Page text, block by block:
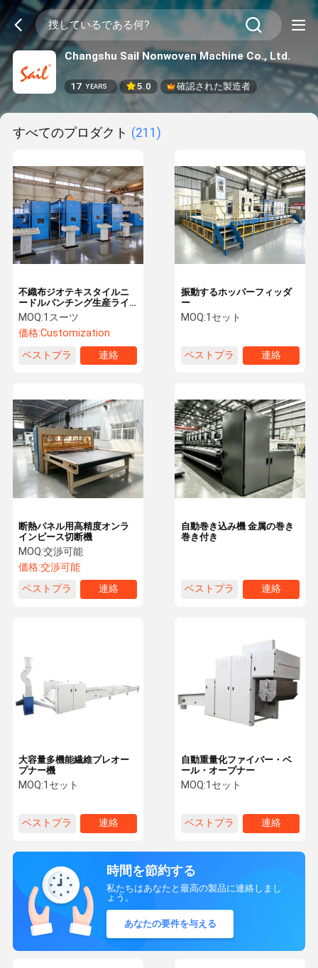
Changshu Sail Nonwoven Machine Co., Ltd.
17 YEARS 5.0 確認された製造者
すべてのプロダクト (211)
不織布ジオテキスタイルニ
ードルパンチング生産ライ
ン
MOQ:1スーツ
価格:Customization
ベストプラ
連絡
振動するホッパーフィッダ
ー
MOQ:1セット
ベストプラ
連絡
断熱パネル用高精度オンラ
インピース切断機
MOQ:交渉可能
価格:交渉可能
ベストプラ
連絡
自動巻き込み機 金属の巻き
巻き付き
ベストプラ
連絡
大容量多機能繊維プレオー
プナー機
MOQ:1セット
ベストプラ
連絡
自動重量化ファイバー・ベ
ール・オープナー
MOQ:1セット
ベストプラ
連絡
時間を節約する
私たちはあなたと最高の製品に連絡しまし
ょう。
あなたの要件を与える